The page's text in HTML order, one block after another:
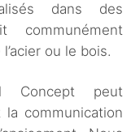
dans des
communément
ou le bois.
Concept peut
communication